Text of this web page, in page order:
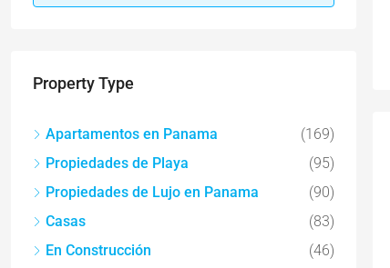
Property Type
Apartamentos en Panama
(169)
Propiedades de Playa
(95)
Propiedades de Lujo en Panama
(90)
Casas
(83)
En Construcción
(46)